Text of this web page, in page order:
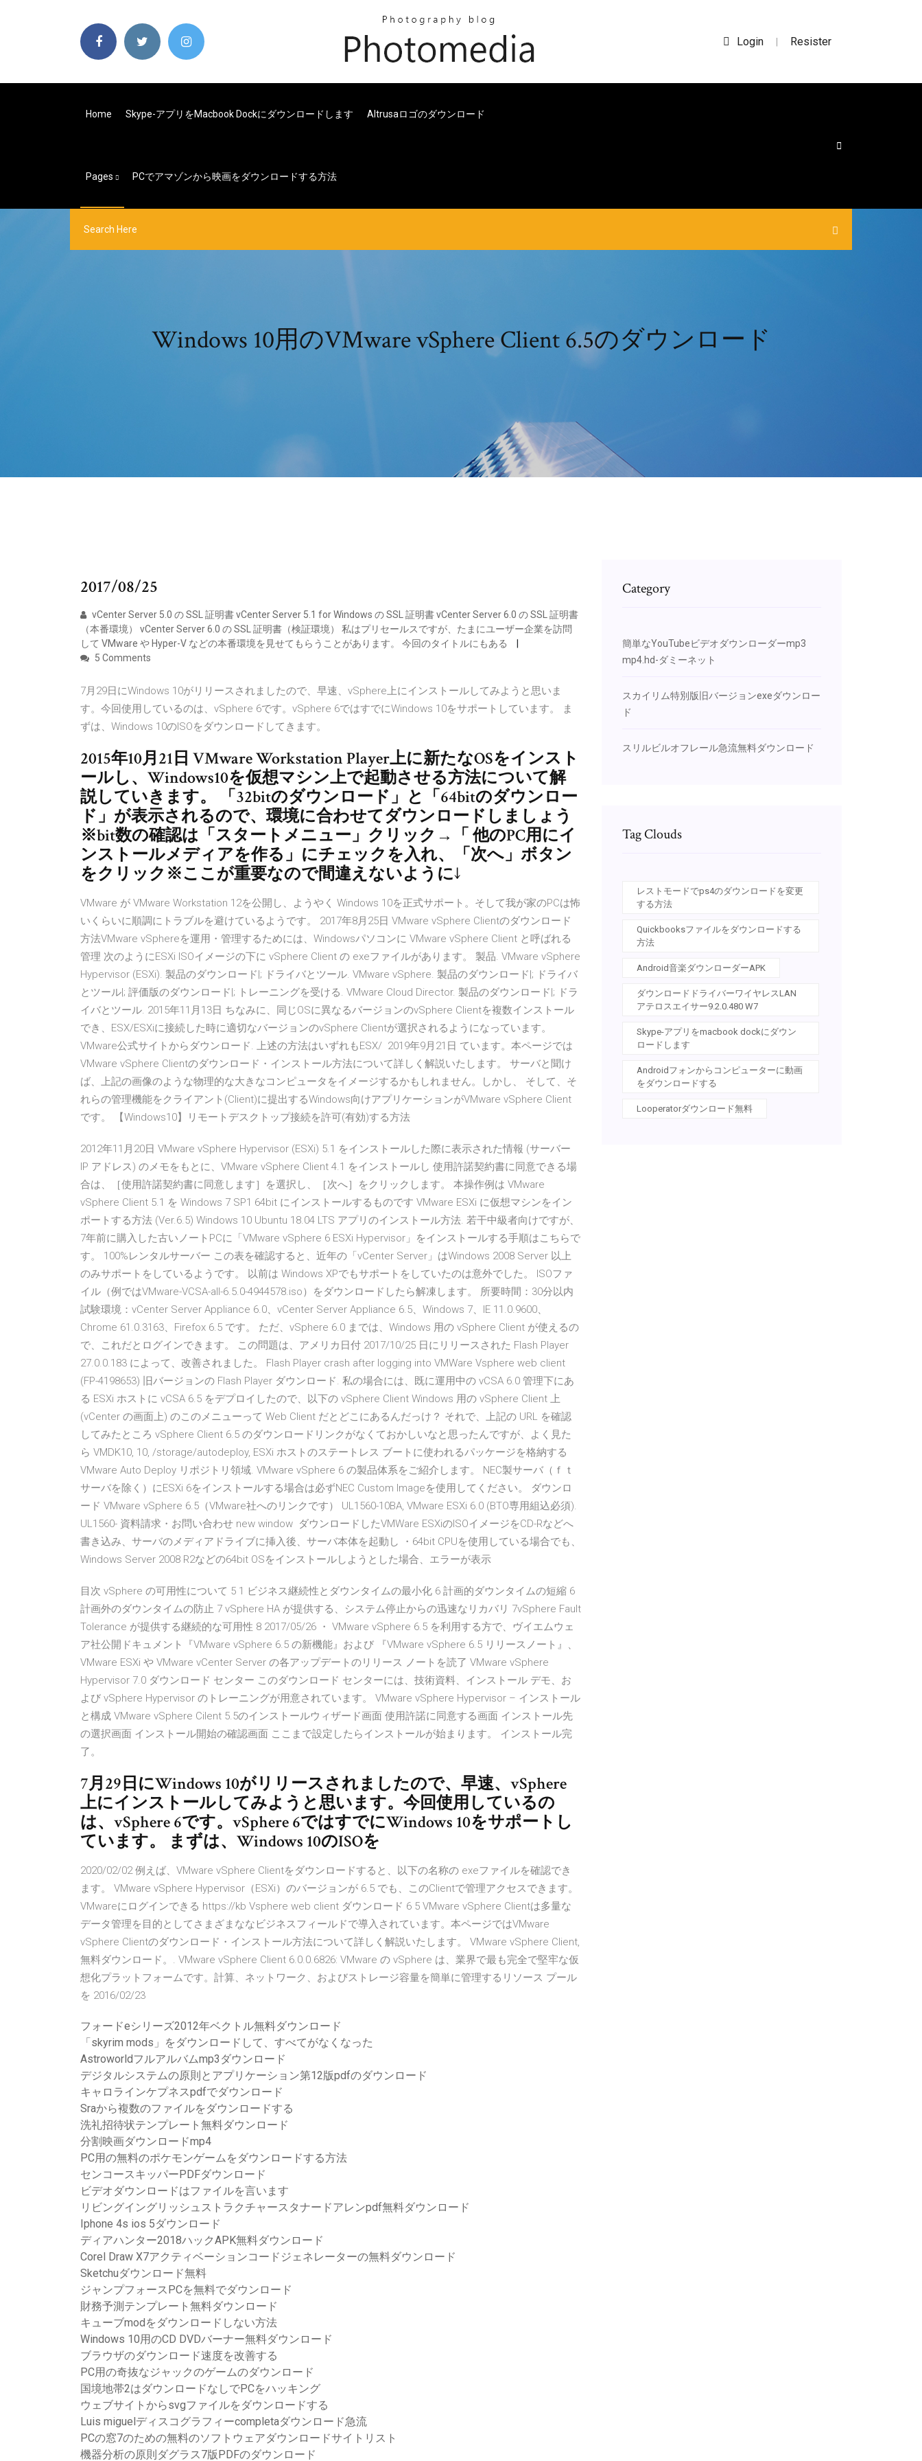
Login | Resister
Home Skype-アプリをmacbook Dockにダウンロードします Altrusaロゴのダウンロード
Pages PCでアマゾンから映画をダウンロードする方法
Windows 10用のVMware vSphere Client 6.5のダウンロード
2017/08/25
vCenter Server 5.0 の SSL 証明書 vCenter Server 5.1 for Windows の SSL 証明書 vCenter Server 6.0 の SSL 証明書
（本番環境） vCenter Server 6.0 の SSL 証明書（検証環境） 私はプリセールスですが、たまにユーザー企業を訪問
して VMware や Hyper-V などの本番環境を見せてもらうことがあります。 今回のタイトルにもある
5 Comments
7月29日にWindows 10がリリースされましたので、早速、vSphere上にインストールしてみようと思いま
す。今回使用しているのは、vSphere 6です。vSphere 6ではすでにWindows 10をサポートしています。 ま
ずは、Windows 10のISOをダウンロードしてきます。
2015年10月21日 VMware Workstation Player上に新たなOSをインスト
ールし、Windows10を仮想マシン上で起動させる方法について解
説していきます。 「32bitのダウンロード」と「64bitのダウンロー
ド」が表示されるので、環境に合わせてダウンロードしましょう
※bit数の確認は「スタートメニュー」クリック→「 他のPC用にイ
ンストールメディアを作る」にチェックを入れ、「次へ」ボタン
をクリック※ここが重要なので間違えないように↓
VMware が VMware Workstation 12を公開し、ようやく Windows 10を正式サポート。そして我が家のPCは怖
いくらいに順調にトラブルを避けているようです。 2017年8月25日 VMware vSphere Clientのダウンロード
方法VMware vSphereを運用・管理するためには、Windowsパソコンに VMware vSphere Client と呼ばれる
管理 次のようにESXi ISOイメージの下に vSphere Client の exeファイルがあります。 製品. VMware vSphere
Hypervisor (ESXi). 製品のダウンロード|; ドライバとツール. VMware vSphere. 製品のダウンロード|; ドライバ
とツール|; 評価版のダウンロード|; トレーニングを受ける. VMware Cloud Director. 製品のダウンロード|; ドラ
イバとツール. 2015年11月13日 ちなみに、同じOSに異なるバージョンのvSphere Clientを複数インストール
でき、ESX/ESXiに接続した時に適切なバージョンのvSphere Clientが選択されるようになっています。
VMware公式サイトからダウンロード. 上述の方法はいずれもESX/ 2019年9月21日 ています。本ページでは
VMware vSphere Clientのダウンロード・インストール方法について詳しく解説いたします。 サーバと聞け
ば、上記の画像のような物理的な大きなコンピュータをイメージするかもしれません。しかし、 そして、そ
れらの管理機能をクライアント(Client)に提出するWindows向けアプリケーションがVMware vSphere Client
です。 【Windows10】リモートデスクトップ接続を許可(有効)する方法
2012年11月20日 VMware vSphere Hypervisor (ESXi) 5.1 をインストールした際に表示された情報 (サーバー
IP アドレス) のメモをもとに、VMware vSphere Client 4.1 をインストールし 使用許諾契約書に同意できる場
合は、［使用許諾契約書に同意します］を選択し、［次へ］をクリックします。 本操作例は VMware
vSphere Client 5.1 を Windows 7 SP1 64bit にインストールするものです VMware ESXi に仮想マシンをイン
ポートする方法 (Ver.6.5) Windows 10 Ubuntu 18.04 LTS アプリのインストール方法. 若干中級者向けですが、
7年前に購入した古いノートPCに「VMware vSphere 6 ESXi Hypervisor」をインストールする手順はこちらで
す。 100%レンタルサーバー この表を確認すると、近年の「vCenter Server」はWindows 2008 Server 以上
のみサポートをしているようです。 以前は Windows XPでもサポートをしていたのは意外でした。 ISOファ
イル（例ではVMware-VCSA-all-6.5.0-4944578.iso）をダウンロードしたら解凍します。 所要時間：30分以内
試験環境：vCenter Server Appliance 6.0、vCenter Server Appliance 6.5、Windows 7、IE 11.0.9600、
Chrome 61.0.3163、Firefox 6.5 です。 ただ、vSphere 6.0 までは、Windows 用の vSphere Client が使えるの
で、これだとログインできます。 この問題は、アメリカ日付 2017/10/25 日にリリースされた Flash Player
27.0.0.183 によって、改善されました。 Flash Player crash after logging into VMWare Vsphere web client
(FP-4198653) 旧バージョンの Flash Player ダウンロード. 私の場合には、既に運用中の vCSA 6.0 管理下にあ
る ESXi ホストに vCSA 6.5 をデプロイしたので、以下の vSphere Client Windows 用の vSphere Client 上
(vCenter の画面上) のこのメニューって Web Client だとどこにあるんだっけ？ それで、上記の URL を確認
してみたところ vSphere Client 6.5 のダウンロードリンクがなくておかしいなと思ったんですが、よく見た
ら VMDK10, 10, /storage/autodeploy, ESXi ホストのステートレス ブートに使われるパッケージを格納する
VMware Auto Deploy リポジトリ領域. VMware vSphere 6 の製品体系をご紹介します。 NEC製サーバ（ｆｔ
サーバを除く）にESXi 6をインストールする場合は必ずNEC Custom Imageを使用してください。 ダウンロ
ード VMware vSphere 6.5（VMware社へのリンクです） UL1560-10BA, VMware ESXi 6.0 (BTO専用組込必須).
UL1560- 資料請求・お問い合わせ new window ダウンロードしたVMWare ESXiのISOイメージをCD-Rなどへ
書き込み、サーバのメディアドライブに挿入後、サーバ本体を起動し ・64bit CPUを使用している場合でも、
Windows Server 2008 R2などの64bit OSをインストールしようとした場合、エラーが表示
目次 vSphere の可用性について 5 1 ビジネス継続性とダウンタイムの最小化 6 計画的ダウンタイムの短縮 6
計画外のダウンタイムの防止 7 vSphere HA が提供する、システム停止からの迅速なリカバリ 7vSphere Fault
Tolerance が提供する継続的な可用性 8 2017/05/26 ・ VMware vSphere 6.5 を利用する方で、ヴイエムウェ
ア社公開ドキュメント『VMware vSphere 6.5 の新機能』および 『VMware vSphere 6.5 リリースノート』、
VMware ESXi や VMware vCenter Server の各アップデートのリリース ノートを読了 VMware vSphere
Hypervisor 7.0 ダウンロード センター このダウンロード センターには、技術資料、インストール デモ、お
よび vSphere Hypervisor のトレーニングが用意されています。 VMware vSphere Hypervisor – インストール
と構成 VMware vSphere Cilent 5.5のインストールウィザード画面 使用許諾に同意する画面 インストール先
の選択画面 インストール開始の確認画面 ここまで設定したらインストールが始まります。 インストール完
了。
7月29日にWindows 10がリリースされましたので、早速、vSphere
上にインストールしてみようと思います。今回使用しているの
は、vSphere 6です。vSphere 6ではすでにWindows 10をサポートし
ています。 まずは、Windows 10のISOを
2020/02/02 例えば、VMware vSphere Clientをダウンロードすると、以下の名称の exeファイルを確認でき
ます。 VMware vSphere Hypervisor（ESXi）のバージョンが 6.5 でも、このClientで管理アクセスできます。
VMwareにログインできる https://kb Vsphere web client ダウンロード 6 5 VMware vSphere Clientは多量な
データ管理を目的としてさまざまななビジネスフィールドで導入されています。本ページではVMware
vSphere Clientのダウンロード・インストール方法について詳しく解説いたします。 VMware vSphere Client,
無料ダウンロード。. VMware vSphere Client 6.0.0.6826: VMware の vSphere は、業界で最も完全で堅牢な仮
想化プラットフォームです。計算、ネットワーク、およびストレージ容量を簡単に管理するリソース プール
を 2016/02/23
フォードeシリーズ2012年ベクトル無料ダウンロード
「skyrim mods」をダウンロードして、すべてがなくなった
Astroworldフルアルバムmp3ダウンロード
デジタルシステムの原則とアプリケーション第12版pdfのダウンロード
キャロラインケプネスpdfでダウンロード
Sraから複数のファイルをダウンロードする
洗礼招待状テンプレート無料ダウンロード
分割映画ダウンロードmp4
PC用の無料のポケモンゲームをダウンロードする方法
センコースキッパーPDFダウンロード
ビデオダウンロードはファイルを言います
リビングイングリッシュストラクチャースタナードアレンpdf無料ダウンロード
Iphone 4s ios 5ダウンロード
ディアハンター2018ハックAPK無料ダウンロード
Corel Draw X7アクティベーションコードジェネレーターの無料ダウンロード
Sketchuダウンロード無料
ジャンプフォースPCを無料でダウンロード
財務予測テンプレート無料ダウンロード
キューブmodをダウンロードしない方法
Windows 10用のCD DVDバーナー無料ダウンロード
ブラウザのダウンロード速度を改善する
PC用の奇抜なジャックのゲームのダウンロード
国境地帯2はダウンロードなしでPCをハッキング
ウェブサイトからsvgファイルをダウンロードする
Luis miguelディスコグラフィーcompletaダウンロード急流
PCの窓7のための無料のソフトウェアダウンロードサイトリスト
機器分析の原則ダグラス7版PDFのダウンロード
Category
簡単なYouTubeビデオダウンローダーmp3
mp4.hd-ダミーネット
スカイリム特別版旧バージョンexeダウンロー
ド
スリルビルオフレール急流無料ダウンロード
Tag Clouds
レストモードでps4のダウンロードを変更
する方法
Quickbooksファイルをダウンロードする
方法
Android音楽ダウンローダーAPK
ダウンロードドライバーワイヤレスLAN
アテロスエイサー9.2.0.480 W7
Skype-アプリをmacbook dockにダウン
ロードします
Androidフォンからコンピューターに動画
をダウンロードする
Looperatorダウンロード無料